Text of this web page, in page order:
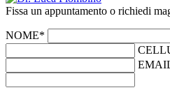
Fissa un appuntamento o richiedi
NOME*